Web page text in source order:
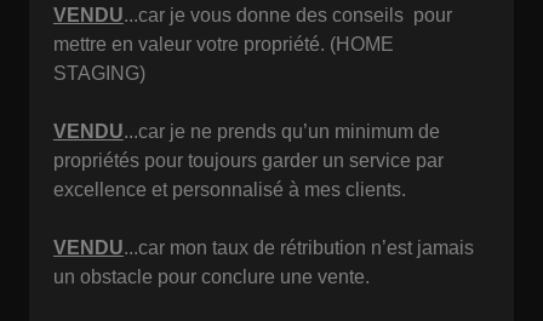
VENDU...car je vous donne des conseils pour
mettre en valeur votre propriété. (HOME
STAGING)
VENDU...car je ne prends qu’un minimum de
propriétés pour toujours garder un service par
excellence et personnalisé à mes clients.
VENDU...car mon taux de rétribution n’est jamais
un obstacle pour conclure une vente.